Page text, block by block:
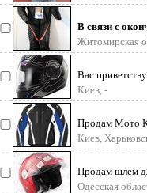
В связи с
магазинах
Житомирская
Вас
мотоэкипиро
Киев, -
Продам Мото
Blaser-30
Киев,
Продам шлем
Украине. Мат
Одесская